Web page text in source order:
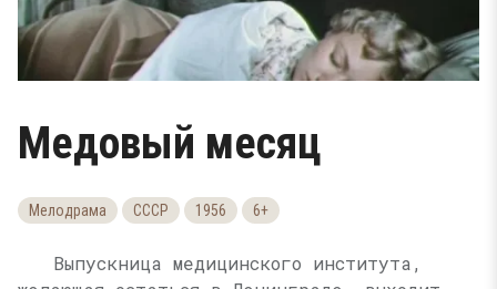
Медовый месяц
Мелодрама СССР 1956 6+
Выпускница медицинского института,